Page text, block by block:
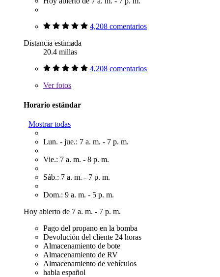
4,208 comentarios
Distancia estimada
20.4 millas
4,208 comentarios
Verfotos
Horario estándar
Mostrar todas
Lun. - jue.: 7 a. m. - 7 p. m.
Vie.: 7 a. m. - 8 p. m.
Sáb.: 7 a. m. - 7 p. m.
Dom.: 9 a. m. - 5 p. m.
Hoy abierto de 7 a. m. - 7 p. m.
Pago del propano en la bomba
Devolución del cliente 24 horas
Almacenamiento de bote
Almacenamiento de RV
Almacenamiento de vehículos
habla español